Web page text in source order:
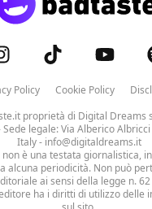
Policy Cookie Policy
proprietà di Digital Dreams
legale: Via Alberico
Italy - info@digitaldreams.it
è una testata giornalistica,
alcuna periodicità. Non può
ai sensi della legge n.
ha i diritti di utilizzo delle